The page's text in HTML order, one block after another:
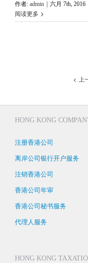
作者: admin 六月 7th, 2016
阅读更多
上
HONG KONG
注册香港公司
离岸公司银行开户服务
注销香港公司
香港公司年审
香港公司秘书服务
代理人服务
HONG KONG